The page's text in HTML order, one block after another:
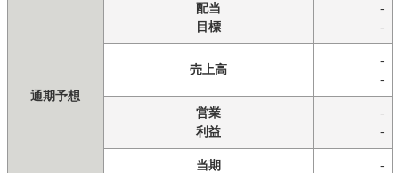
通期予想
配当
目標
-
-
売上高
-
-
営業
利益
-
-
当期
-